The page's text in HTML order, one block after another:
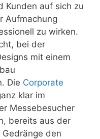
Kunden auf sich zu
Aufmachung
zu wirken.
bei der
mit einem
Die Corporate
klar im
Messebesucher
bereits aus der
den